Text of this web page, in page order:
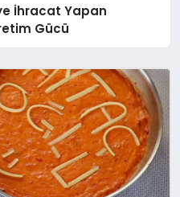
İhracat Yapan
Gücü